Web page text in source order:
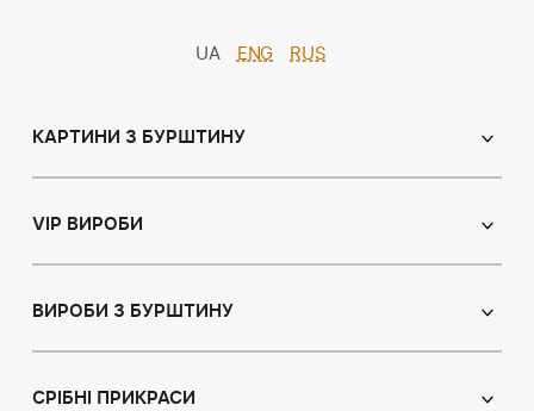
UA ENG RUS
КАРТИНИ З БУРШТИНУ
Іменні ікони
Натюрморт
VIP ВИРОБИ
Ікони з пластин
ВИРОБИ З БУРШТИНУ
Браслети
СРІБНІ ПРИКРАСИ